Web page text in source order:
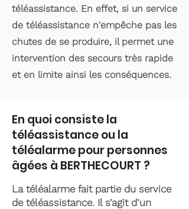
téléassistance. En effet, si un service
de téléassistance n'empêche pas les
chutes de se produire, il permet une
intervention des secours très rapide
et en limite ainsi les conséquences.
En quoi consiste la
téléassistance ou la
téléalarme pour personnes
âgées à BERTHECOURT ?
La téléalarme fait partie du service
de téléassistance. Il s’agit d’un